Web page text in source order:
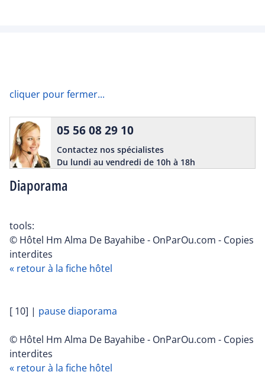
cliquer pour fermer...
Diaporama
05 56 08 29 10
Contactez nos spécialistes
Du lundi au vendredi de 10h à 18h
tools:
© Hôtel Hm Alma De Bayahibe - OnParOu.com - Copies
interdites
« retour à la fiche hôtel
[ 10] | pause diaporama
© Hôtel Hm Alma De Bayahibe - OnParOu.com - Copies
interdites
« retour à la fiche hôtel